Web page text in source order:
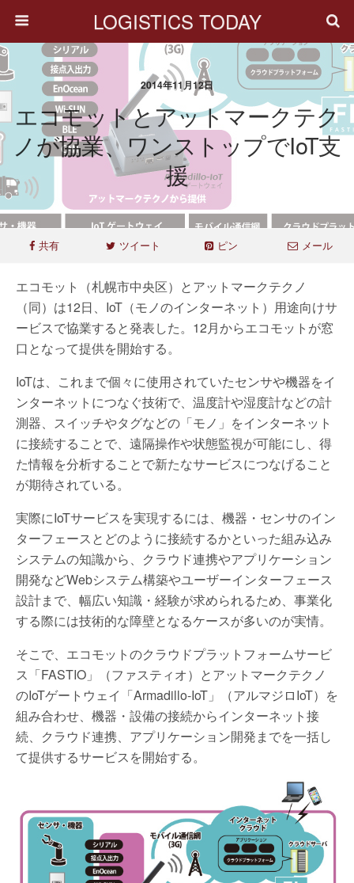
LOGISTICS TODAY
2014年11月12日
エコモットとアットマークテク
ノが協業、ワンストップでIoT支
援
共有 ツイート ピン メール
エコモット（札幌市中央区）とアットマークテクノ
（同）は12日、IoT（モノのインターネット）用途向けサ
ービスで協業すると発表した。12月からエコモットが窓
口となって提供を開始する。
IoTは、これまで個々に使用されていたセンサや機器をイ
ンターネットにつなぐ技術で、温度計や湿度計などの計
測器、スイッチやタグなどの「モノ」をインターネット
に接続することで、遠隔操作や状態監視が可能にし、得
た情報を分析することで新たなサービスにつなげること
が期待されている。
実際にIoTサービスを実現するには、機器・センサのイン
ターフェースとどのように接続するかといった組み込み
システムの知識から、クラウド連携やアプリケーション
開発などWebシステム構築やユーザーインターフェース
設計まで、幅広い知識・経験が求められるため、事業化
する際には技術的な障壁となるケースが多いのが実情。
そこで、エコモットのクラウドプラットフォームサービ
ス「FASTIO」（ファスティオ）とアットマークテクノ
のIoTゲートウェイ「Armadillo-IoT」（アルマジロIoT）を
組み合わせ、機器・設備の接続からインターネット接
続、クラウド連携、アプリケーション開発までを一括し
て提供するサービスを開始する。